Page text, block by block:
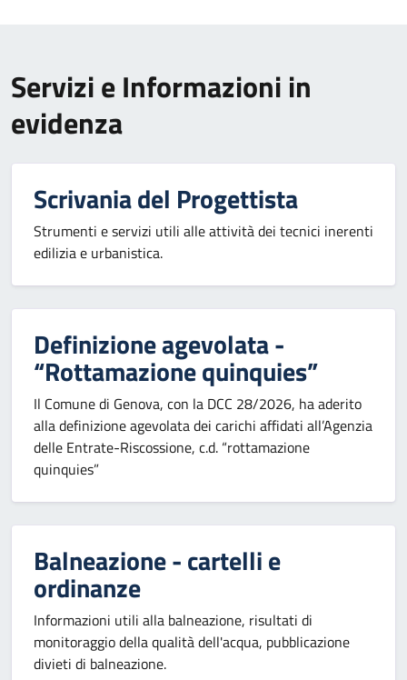
Servizi e Informazioni in
evidenza
Scrivania del Progettista
Strumenti e servizi utili alle attività dei tecnici inerenti
edilizia e urbanistica.
Definizione agevolata -
“Rottamazione quinquies”
Il Comune di Genova, con la DCC 28/2026, ha aderito
alla definizione agevolata dei carichi affidati all’Agenzia
delle Entrate-Riscossione, c.d. “rottamazione
quinquies”
Balneazione - cartelli e
ordinanze
Informazioni utili alla balneazione, risultati di
monitoraggio della qualità dell'acqua, pubblicazione
divieti di balneazione.